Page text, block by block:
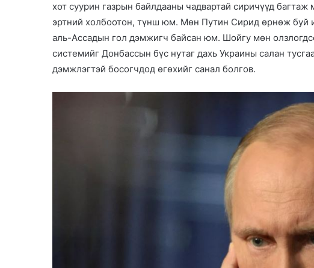
хот суурин газрын байлдааны чадвартай сиричүүд
эртний холбоотон, түнш юм. Мөн Путин Сирид өрнөж буй
аль-Ассадын гол дэмжигч байсан юм. Шойгу мөн
системийг Донбассын бүс нутаг дахь Украины салан
дэмжлэгтэй босогчдод өгөхийг санал болгов.